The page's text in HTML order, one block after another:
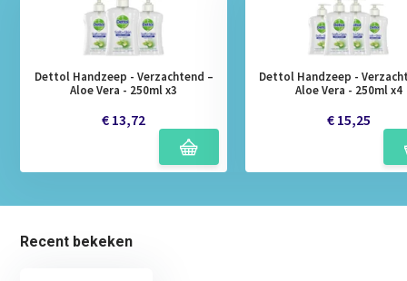
Dettol Handzeep - Verzachtend –
Aloe Vera - 250ml x3
€ 13,72
Dettol Handzeep -
Aloe Vera - 250ml x4
€ 15,25
Recent bekeken